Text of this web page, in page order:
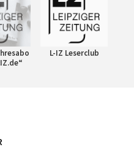
L-IZ Leserclub